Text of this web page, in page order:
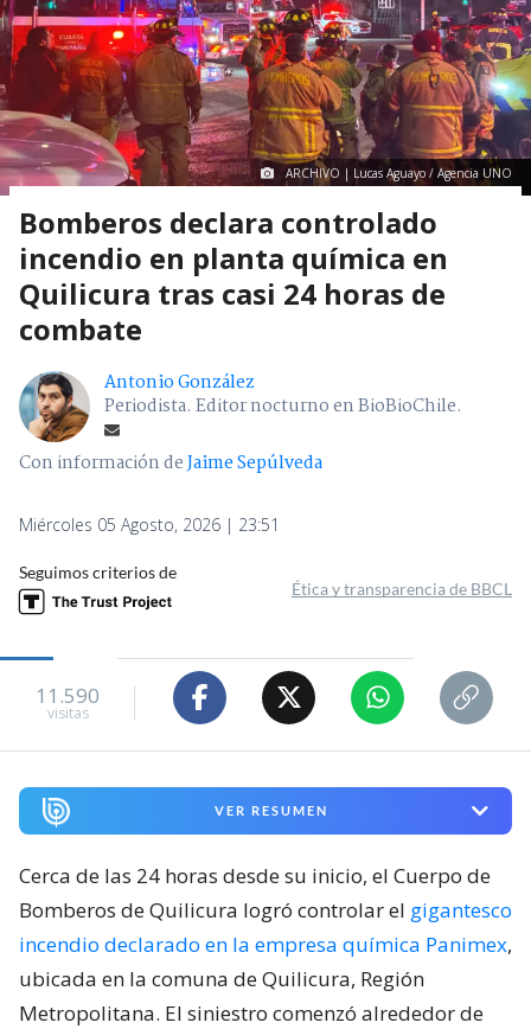
ARCHIVO | Lucas Aguayo / Agencia UNO
Bomberos declara controlado
incendio en planta química en
Quilicura tras casi 24 horas de
combate
Antonio González
Periodista. Editor nocturno en BioBioChile.
Con información deJaime Sepúlveda
Miércoles 05 Agosto, 2026 | 23:51
Seguimos criterios de
Ética y transparencia de BBCL
11.590
visitas
VER RESUMEN
Cerca de las 24 horas desde su inicio, el Cuerpo de
Bomberos de Quilicura logró controlar el gigantesco
incendio declarado en la empresa química Panimex,
ubicada en la comuna de Quilicura, Región
Metropolitana. El siniestro comenzó alrededor de